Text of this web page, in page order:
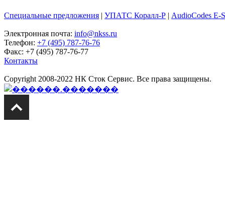
Специальные предложения | УПАТС Коралл-Р | AudioCodes E-
Электронная почта: info@nkss.ru
Телефон: +7 (495) 787-76-76
Факс: +7 (495) 787-76-77
Контакты
Copyright 2008-2022 НК Сток Сервис. Все права защищены.